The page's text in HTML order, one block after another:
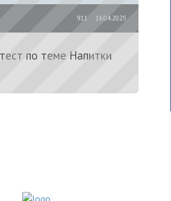
16.04.2025
911
по теме Напитки